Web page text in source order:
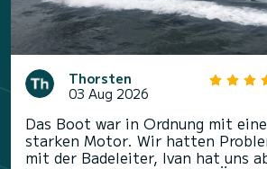
Thorsten
03 Aug 2026
Das Boot war in Ordnung mit
starken Motor. Wir hatten
mit der Badeleiter, Ivan hat uns